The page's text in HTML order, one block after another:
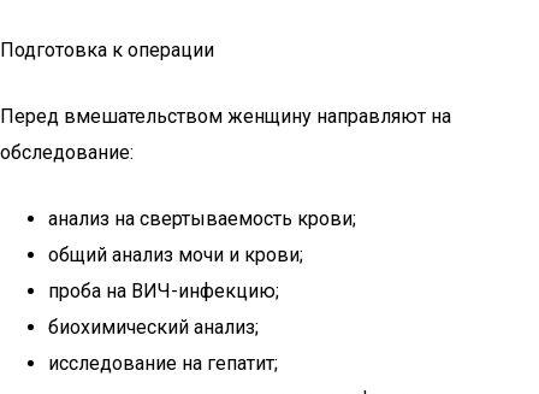
Подготовка к операции
Перед вмешательством женщину направляют на
обследование:
анализ на свертываемость крови;
общий анализ мочи и крови;
проба на ВИЧ-инфекцию;
биохимический анализ;
исследование на гепатит;